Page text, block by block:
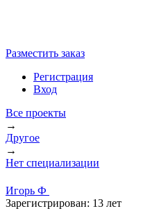
Разместить заказ
Регистрация
Вход
Все проекты
→
Другое
→
Нет специализации
Игорь Ф
Зарегистрирован: 13 лет